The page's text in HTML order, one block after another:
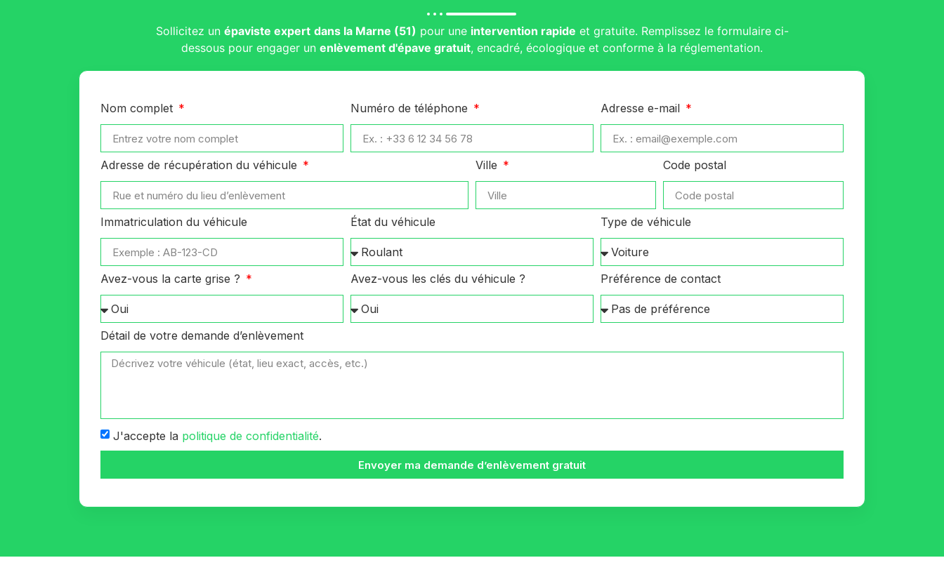
Sollicitez un épaviste expert dans la Marne (51) pour une intervention rapide et gratuite. Remplissez le formulaire ci-
dessous pour engager un enlèvement d'épave gratuit, encadré, écologique et conforme à la réglementation.
Nom complet Numéro de téléphone Adresse e-mail
Adresse de récupération du véhicule Ville Code postal
Immatriculation du véhicule État du véhicule Type de véhicule
Avez-vous la carte grise ? Avez-vous les clés du véhicule ? Préférence de contact
Détail de votre demande d’enlèvement
J'accepte la politique de confidentialité.
Envoyer ma demande d’enlèvement gratuit